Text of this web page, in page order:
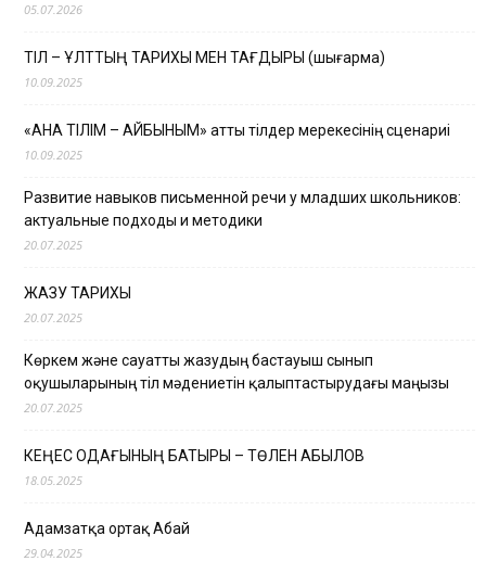
05.07.2026
ТІЛ – ҰЛТТЫҢ ТАРИХЫ МЕН ТАҒДЫРЫ (шығарма)
10.09.2025
«АНА ТІЛІМ – АЙБЫНЫМ» атты тілдер мерекесінің сценариі
10.09.2025
Развитие навыков письменной речи у младших школьников:
актуальные подходы и методики
20.07.2025
ЖАЗУ ТАРИХЫ
20.07.2025
Көркем және сауатты жазудың бастауыш сынып
оқушыларының тіл мәдениетін қалыптастырудағы маңызы
20.07.2025
КЕҢЕС ОДАҒЫНЫҢ БАТЫРЫ – ТӨЛЕН ҚАБЫЛОВ
18.05.2025
Адамзатқа ортақ Абай
29.04.2025